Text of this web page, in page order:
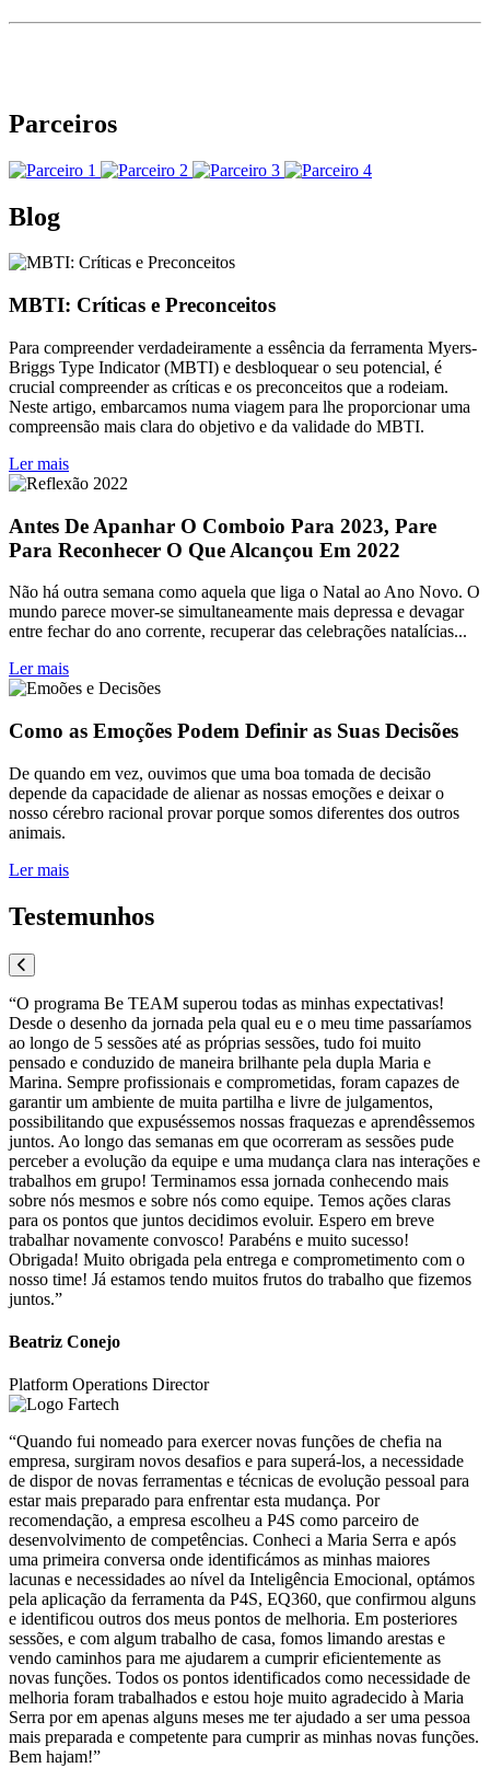
Parceiros
Blog
MBTI: Críticas e Preconceitos
Para compreender verdadeiramente a essência da ferramenta Myers-
Briggs Type Indicator (MBTI) e desbloquear o seu potencial, é
crucial compreender as críticas e os preconceitos que a rodeiam.
Neste artigo, embarcamos numa viagem para lhe proporcionar uma
compreensão mais clara do objetivo e da validade do MBTI.
Ler mais
Antes De Apanhar O Comboio Para 2023, Pare
Para Reconhecer O Que Alcançou Em 2022
Não há outra semana como aquela que liga o Natal ao Ano Novo. O
mundo parece mover-se simultaneamente mais depressa e devagar
entre fechar do ano corrente, recuperar das celebrações natalícias...
Ler mais
Como as Emoções Podem Definir as Suas Decisões
De quando em vez, ouvimos que uma boa tomada de decisão
depende da capacidade de alienar as nossas emoções e deixar o
nosso cérebro racional provar porque somos diferentes dos outros
animais.
Ler mais
Testemunhos
“O programa Be TEAM superou todas as minhas expectativas!
Desde o desenho da jornada pela qual eu e o meu time passaríamos
ao longo de 5 sessões até as próprias sessões, tudo foi muito
pensado e conduzido de maneira brilhante pela dupla Maria e
Marina. Sempre profissionais e comprometidas, foram capazes de
garantir um ambiente de muita partilha e livre de julgamentos,
possibilitando que expuséssemos nossas fraquezas e aprendêssemos
juntos. Ao longo das semanas em que ocorreram as sessões pude
perceber a evolução da equipe e uma mudança clara nas interações e
trabalhos em grupo! Terminamos essa jornada conhecendo mais
sobre nós mesmos e sobre nós como equipe. Temos ações claras
para os pontos que juntos decidimos evoluir. Espero em breve
trabalhar novamente convosco! Parabéns e muito sucesso!
Obrigada! Muito obrigada pela entrega e comprometimento com o
nosso time! Já estamos tendo muitos frutos do trabalho que fizemos
juntos.”
Beatriz Conejo
Platform Operations Director
“Quando fui nomeado para exercer novas funções de chefia na
empresa, surgiram novos desafios e para superá-los, a necessidade
de dispor de novas ferramentas e técnicas de evolução pessoal para
estar mais preparado para enfrentar esta mudança. Por
recomendação, a empresa escolheu a P4S como parceiro de
desenvolvimento de competências. Conheci a Maria Serra e após
uma primeira conversa onde identificámos as minhas maiores
lacunas e necessidades ao nível da Inteligência Emocional, optámos
pela aplicação da ferramenta da P4S, EQ360, que confirmou alguns
e identificou outros dos meus pontos de melhoria. Em posteriores
sessões, e com algum trabalho de casa, fomos limando arestas e
vendo caminhos para me ajudarem a cumprir eficientemente as
novas funções. Todos os pontos identificados como necessidade de
melhoria foram trabalhados e estou hoje muito agradecido à Maria
Serra por em apenas alguns meses me ter ajudado a ser uma pessoa
mais preparada e competente para cumprir as minhas novas funções.
Bem hajam!”